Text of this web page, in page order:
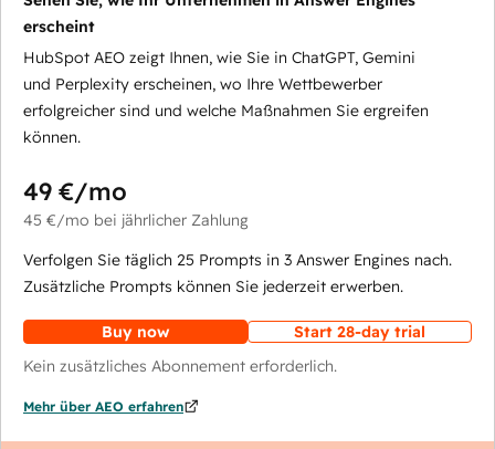
erscheint
HubSpot AEO zeigt Ihnen, wie Sie in ChatGPT, Gemini
und Perplexity erscheinen, wo Ihre Wettbewerber
erfolgreicher sind und welche Maßnahmen Sie ergreifen
können.
49 €/mo
45 €/mo bei jährlicher Zahlung
Verfolgen Sie täglich 25 Prompts in 3 Answer Engines nach.
Zusätzliche Prompts können Sie jederzeit erwerben.
Buy now
Start 28-day trial
Kein zusätzliches Abonnement erforderlich.
Mehr über AEO erfahren